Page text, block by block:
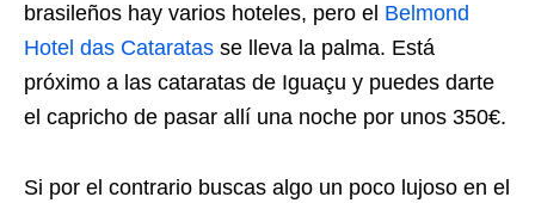
brasileños hay varios hoteles, pero el Belmond
Hotel das Cataratas se lleva la palma. Está
próximo a las cataratas de Iguaçu y puedes darte
el capricho de pasar allí una noche por unos 350€.
Si por el contrario buscas algo un poco lujoso en el